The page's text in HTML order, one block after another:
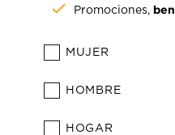
Promociones,
MUJER
HOMBRE
HOGAR